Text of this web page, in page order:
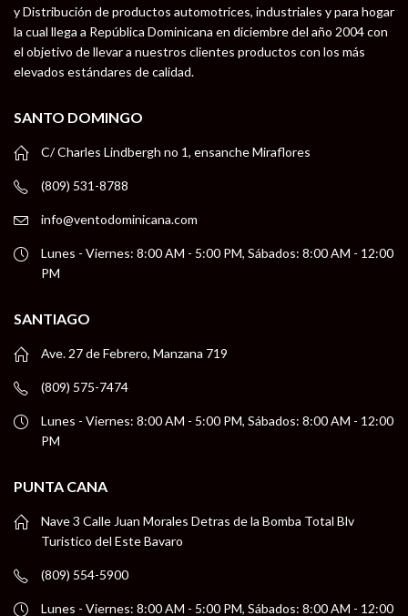
y Distribución de productos automotrices, industriales y para hogar
la cual llega a República Dominicana en diciembre del año 2004 con
el objetivo de llevar a nuestros clientes productos con los más
elevados estándares de calidad.
SANTO DOMINGO
C/ Charles Lindbergh no 1, ensanche Miraflores
(809) 531-8788
info@ventodominicana.com
Lunes - Viernes: 8:00 AM - 5:00 PM, Sábados: 8:00 AM - 12:00
PM
SANTIAGO
Ave. 27 de Febrero, Manzana 719
(809) 575-7474
Lunes - Viernes: 8:00 AM - 5:00 PM, Sábados: 8:00 AM - 12:00
PM
PUNTA CANA
Nave 3 Calle Juan Morales Detras de la Bomba Total Blv
Turistico del Este Bavaro
(809) 554-5900
Lunes - Viernes: 8:00 AM - 5:00 PM, Sábados: 8:00 AM - 12:00